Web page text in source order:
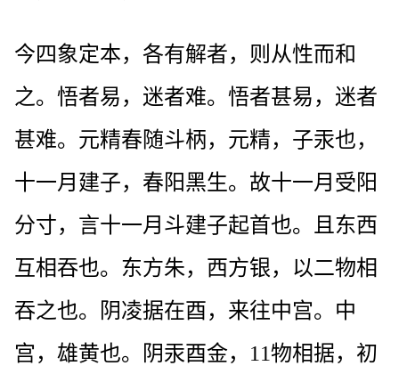
今四象定本，各有解者，则从性而和
之。悟者易，迷者难。悟者甚易，迷者
甚难。元精春随斗柄，元精，子汞也，
十一月建子，春阳黑生。故十一月受阳
分寸，言十一月斗建子起首也。且东西
互相吞也。东方朱，西方银，以二物相
吞之也。阴凌据在酉，来往中宫。中
宫，雄黄也。阴汞酉金，11物相据，初